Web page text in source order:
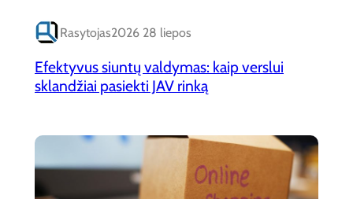
Rasytojas2026 28 liepos
Efektyvus siuntų valdymas: kaip verslui
sklandžiai pasiekti JAV rinką